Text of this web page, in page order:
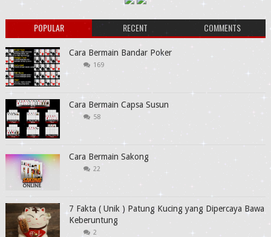
POPULAR RECENT COMMENTS
Cara Bermain Bandar Poker
169
Cara Bermain Capsa Susun
58
Cara Bermain Sakong
22
7 Fakta ( Unik ) Patung Kucing yang Dipercaya Bawa
Keberuntung
2